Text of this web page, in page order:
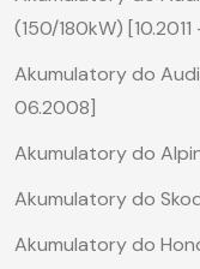
(150/180kW) [10.2011
Akumulatory do
06.2008]
Akumulatory do
Akumulatory do
Akumulatory do